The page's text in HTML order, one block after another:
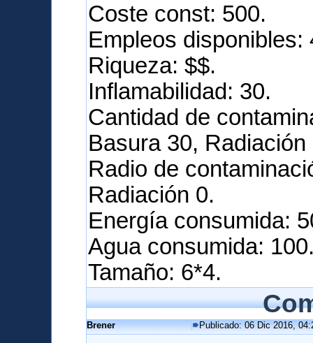
Coste const: 500.
Empleos disponibles:
Riqueza: $$.
Inflamabilidad: 30.
Cantidad de
Basura 30, Radiación
Radio de
Radiación 0.
Energía consumida:
Agua consumida:
Tamaño: 6*4.
Brener Publicado: 06 Dic 2016,